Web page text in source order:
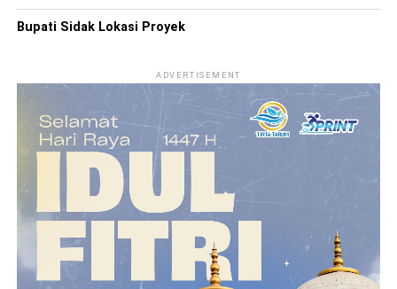
Bupati Sidak Lokasi Proyek
ADVERTISEMENT